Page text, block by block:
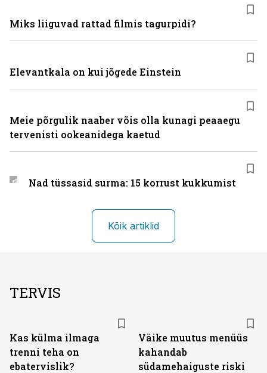
Miks liiguvad rattad filmis tagurpidi?
Elevantkala on kui jõgede Einstein
Meie põrgulik naaber võis olla kunagi peaaegu
tervenisti ookeanidega kaetud
Nad tüssasid surma: 15 korrust kukkumist
Kõik artiklid
TERVIS
Kas külma ilmaga
trenni teha on
ebatervislik?
Väike muutus menüüs
kahandab
südamehaiguste riski